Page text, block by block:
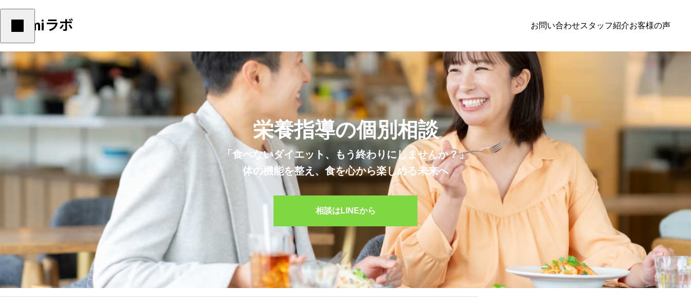
Yulumiラボ お問い合わせスタッフ紹介お客様の声
体脂肪を減らすためにこのやり方をしていた
ら要注意
栄養学
痩せたい人がリバウンドしないために必ず意
識して欲しい４つのポイント
栄養学
【簡単解説】むくみが取れないのはタンパク
質不足です。根本原因と改善方法
ダイエット 栄養学
夜食いが癖になってませんか？？ダイエット
を頑張ってる人が陥りやすい「夜」に食べて
しまう原因と対策
ダイエッ
機能が
の改善
YOGA
サンプルテキスト。サンプルテキスト。
PILATES
サンプルテキスト。サンプルテキスト。
栄養指導の個別相談
「食べないダイエット、もう終わりにしませんか？」
体の機能を整え、食を心から楽しめる未来へ
相談はLINEから